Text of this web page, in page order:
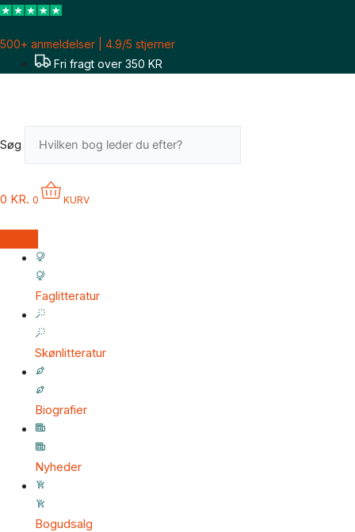
Gå
indholdet
500+ anmeldelser | 4.9/5 stjerner
Fri fragt over 350 KR
Søg
0 KR. 0 KURV
Faglitteratur
Skønlitteratur
Biografier
Nyheder
Bogudsalg